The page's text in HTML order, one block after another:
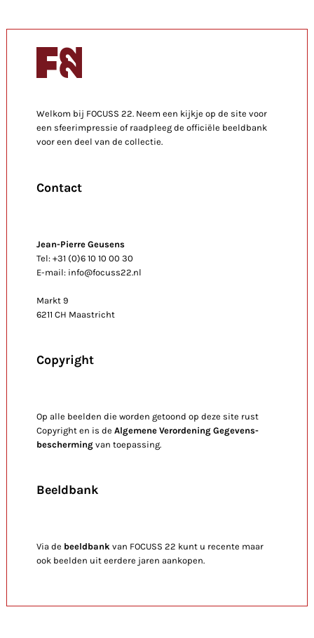
Welkom bij FOCUSS 22. Neem een kijkje op de site voor
een sfeerimpressie of raadpleeg de officiële beeldbank
voor een deel van de collectie.
Contact
Jean-Pierre Geusens
Tel: +31 (0)6 10 10 00 30
E-mail: info@focuss22.nl
Markt 9
6211 CH Maastricht
Copyright
Op alle beelden die worden getoond op deze site rust
Copyright en is de Algemene Verordening Gegevens-
bescherming van toepassing.
Beeldbank
Via de beeldbank van FOCUSS 22 kunt u recente maar
ook beelden uit eerdere jaren aankopen.